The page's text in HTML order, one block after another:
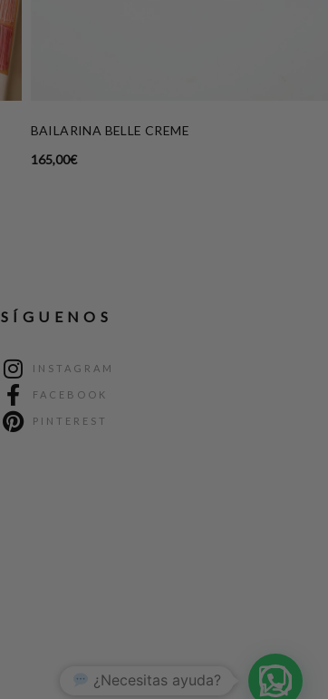
BAILARINA BELLE CREME
165,00€
SÍGUENOS
INSTAGRAM
FACEBOOK
PINTEREST
1